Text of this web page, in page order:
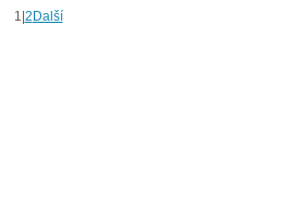
1 2 Další